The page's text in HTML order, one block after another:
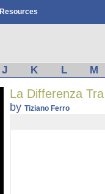
Resources
J K L M
La Differenza
by Tiziano Ferro